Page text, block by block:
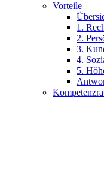
Vorteile
1.
2.
3.
4.
5.